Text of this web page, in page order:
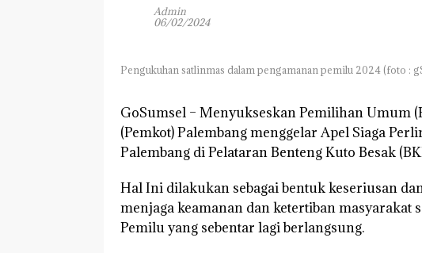
Admin
06/02/2024
Pengukuhan satlinmas dalam pengamanan pemilu 2024 (foto :
GoSumsel – Menyukseskan Pemilihan Umum
(Pemkot) Palembang menggelar Apel Siaga
Palembang di Pelataran Benteng Kuto Besak
Hal Ini dilakukan sebagai bentuk keseriusan
menjaga keamanan dan ketertiban masyarakat
Pemilu yang sebentar lagi berlangsung.